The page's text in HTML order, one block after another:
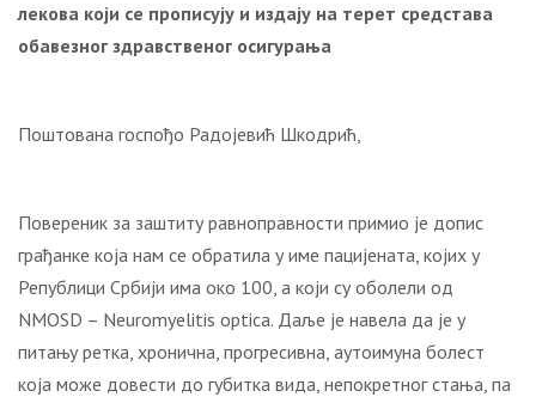
лекова који се прописују и издају на терет средстава
обавезног здравственог осигурања
Поштована госпођо Радојевић Шкодрић,
Повереник за заштиту равноправности примио је допис
грађанке која нам се обратила у име пацијената, којих у
Републици Србији има око 100, а који су оболели од
NMOSD – Neuromyelitis optica. Даље је навела да је у
питању ретка, хронична, прогресивна, аутоимуна болест
која може довести до губитка вида, непокретног стања, па